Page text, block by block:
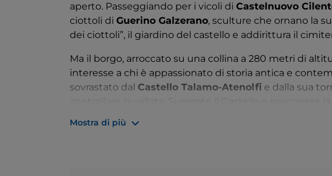
aperto. Passeggiando per i vicoli di Castelnuovo
ciottoli di Guerino Galzerano, sculture che ornano la
dei ciottoli”, il giardino del castello e addirittura il
Ma il borgo, arroccato su una collina a 280 metri di
interesse a chi è appassionato di storia antica e
sovrastato dal Castello Talamo-Atenolfi e dalla sua
festa il 22 luglio.
Mostra di più